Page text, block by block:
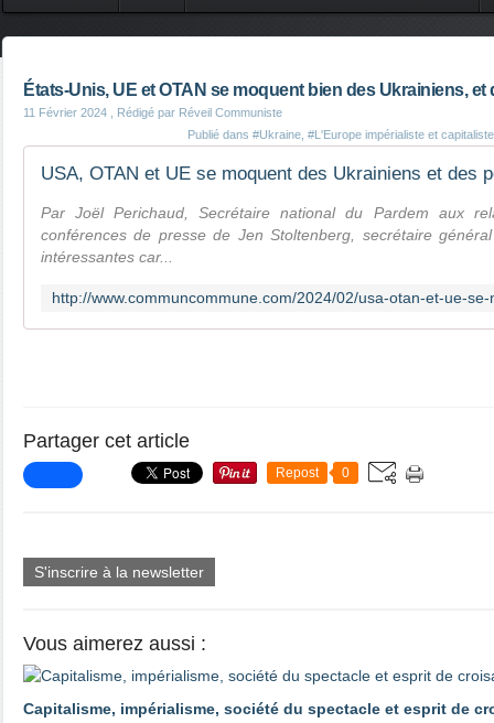
États-Unis, UE et OTAN se moquent bien des Ukrainiens,
11 Février 2024 , Rédigé par Réveil Communiste
Publié dans #Ukraine #L'Europe impérialiste et capitaliste
Par Joël Perichaud, Secrétaire national du Pardem aux
conférences de presse de Jen Stoltenberg, secrétaire
intéressantes car...
Partager cet article
Repost 0
S'inscrire à la newsletter
Vous aimerez aussi :
Capitalisme, impérialisme, société du spectacle et esprit de